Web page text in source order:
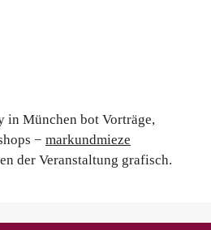
in München bot Vorträge,
− markundmieze
der Veranstaltung grafisch.